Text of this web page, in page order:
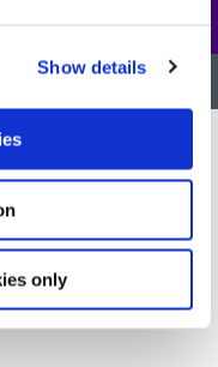
Show details
only
UV/LED光固化系统，以
和服务条款申请。